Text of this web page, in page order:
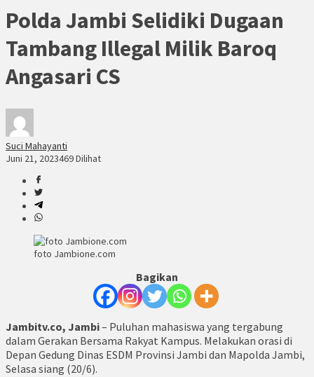
Polda Jambi Selidiki Dugaan
Tambang Illegal Milik Baroq
Angasari CS
Suci Mahayanti
Juni 21, 2023469 Dilihat
foto Jambione.com
Bagikan
Jambitv.co, Jambi– Puluhan mahasiswa yang tergabung
dalam Gerakan Bersama Rakyat Kampus. Melakukan orasi di
Depan Gedung Dinas ESDM Provinsi Jambi dan Mapolda Jambi,
Selasa siang (20/6).